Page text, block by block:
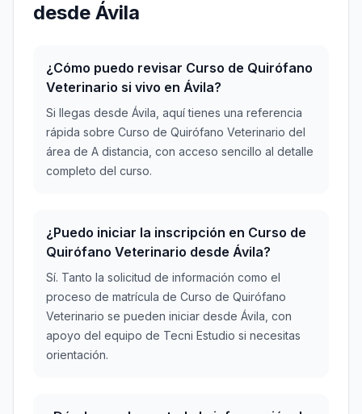
desde Ávila
¿Cómo puedo revisar Curso de Quirófano
Veterinario si vivo en Ávila?
Si llegas desde Ávila, aquí tienes una referencia
rápida sobre Curso de Quirófano Veterinario del
área de A distancia, con acceso sencillo al detalle
completo del curso.
¿Puedo iniciar la inscripción en Curso de
Quirófano Veterinario desde Ávila?
Sí. Tanto la solicitud de información como el
proceso de matrícula de Curso de Quirófano
Veterinario se pueden iniciar desde Ávila, con
apoyo del equipo de Tecni Estudio si necesitas
orientación.